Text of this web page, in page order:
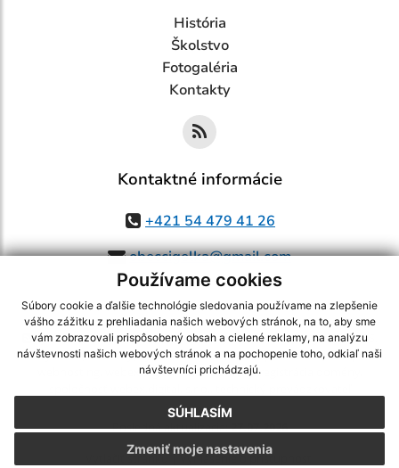
Používame cookies
Súbory cookie a ďalšie technológie sledovania používame na zlepšenie
vášho zážitku z prehliadania našich webových stránok, na to, aby sme
vám zobrazovali prispôsobený obsah a cielené reklamy, na analýzu
návštevnosti našich webových stránok a na pochopenie toho, odkiaľ naši
návštevníci prichádzajú.
SÚHLASÍM
Zmeniť moje nastavenia
História
Školstvo
Fotogaléria
Kontakty
Kontaktné informácie
+421 54 479 41 26
obeccigelka@gmail.com
využite možnosť získavania aktuálnych informácií s využitím RSS
CMS systém (redakčný) systém ECHELON 2,Mapa stránok,web portál
webex.digital, s.r.o.,domény,registrácia domény
Posledná aktualizácia:27.07.2026
Vytlačiť stránku|Vyhlásenie o prístupnosti